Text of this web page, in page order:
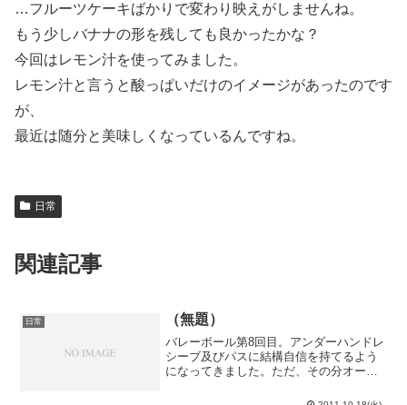
…フルーツケーキばかりで変わり映えがしませんね。
もう少しバナナの形を残しても良かったかな？
今回はレモン汁を使ってみました。
レモン汁と言うと酸っぱいだけのイメージがあったのです
が、
最近は随分と美味しくなっているんですね。
日常
関連記事
日常 （無題）
バレーボール第8回目。アンダーハンドレ
シーブ及びパスに結構自信を持てるよう
になってきました。ただ、その分オーバ
正直な所、実はスパイクよりもトスの方